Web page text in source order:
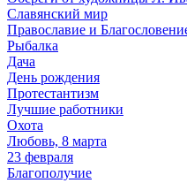
Славянский мир
Православие и
Рыбалка
Дача
День рождения
Протестантизм
Лучшие работники
Охота
Любовь, 8 марта
23 февраля
Благополучие